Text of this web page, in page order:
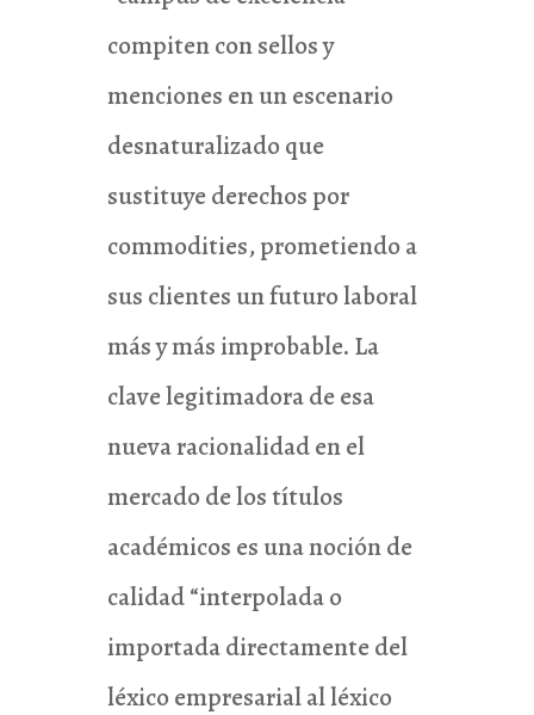
compiten con sellos y
menciones en un escenario
desnaturalizado que
sustituye derechos por
commodities, prometiendo a
sus clientes un futuro laboral
más y más improbable. La
clave legitimadora de esa
nueva racionalidad en el
mercado de los títulos
académicos es una noción de
calidad “interpolada o
importada directamente del
léxico empresarial al léxico